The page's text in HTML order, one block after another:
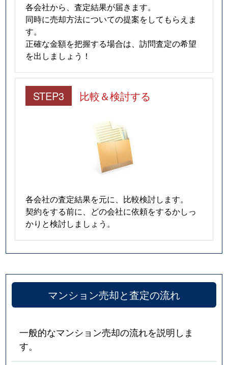
各会社から、査定結果が届きます。
同時に売却方法についての提案をしてもらえま
す。
正確な金額を把握する場合は、訪問査定の希望
を出しましょう！
STEP3 比較＆検討する
各会社の査定結果を元に、比較検討します。
契約をする前に、どの会社に依頼をするかしっ
かりと検討しましょう。
マンション売却と査定の流れ
一般的なマンション売却の流れを説明しま
す。